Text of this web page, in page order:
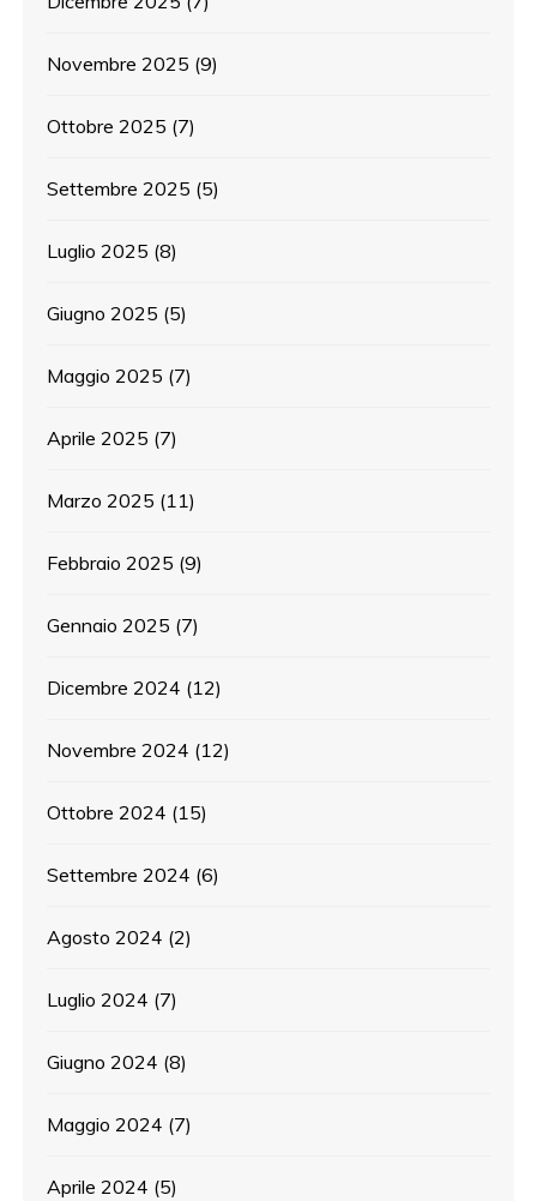
Novembre 2025 (9)
Ottobre 2025 (7)
Settembre 2025 (5)
Luglio 2025 (8)
Giugno 2025 (5)
Maggio 2025 (7)
Aprile 2025 (7)
Marzo 2025 (11)
Febbraio 2025 (9)
Gennaio 2025 (7)
Dicembre 2024 (12)
Novembre 2024 (12)
Ottobre 2024 (15)
Settembre 2024 (6)
Agosto 2024 (2)
Luglio 2024 (7)
Giugno 2024 (8)
Maggio 2024 (7)
Aprile 2024 (5)